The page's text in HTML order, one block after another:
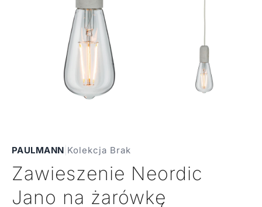
PAULMANN Kolekcja Brak
Zawieszenie Neordic
Jano na żarówkę